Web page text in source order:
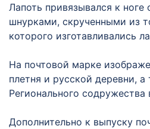
Лапоть привязывался к ноге
шнурками, скрученными из
которого изготавливались
На почтовой марке
плетня и русской деревни,
Регионального содружества
Дополнительно к выпуску